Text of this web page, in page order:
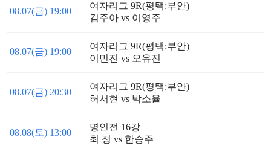
08.07(금) 19:00
여자리그 9R(평택:부안)
김주아 vs 이영주
08.07(금) 19:00
여자리그 9R(평택:부안)
이민진 vs 오유진
08.07(금) 20:30
여자리그 9R(평택:부안)
허서현 vs 박소율
08.08(토) 13:00
명인전 16강
최 정 vs 한승주